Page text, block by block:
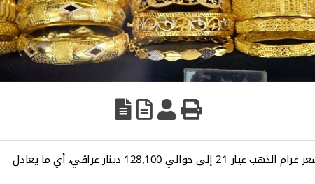
سجلت أسعار الذهب في الأسواق العراقية ارتفاعاً كبيراً، حيث بلغ سعر سعر غرام الذهب عيار 21 إلى حوالي 128,100 دينار عراقي، أي ما يعادل